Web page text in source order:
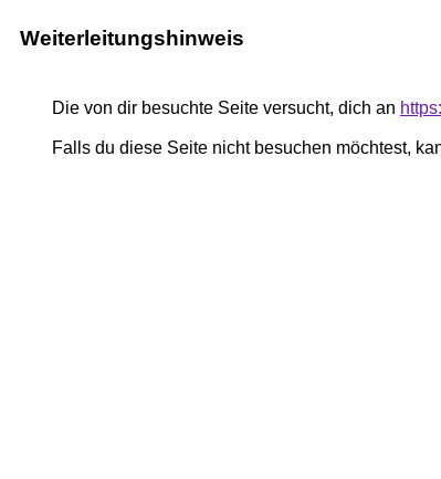
Weiterleitungshinweis
Die von dir besuchte Seite versucht, dich an
Falls du diese Seite nicht besuchen möchtest,